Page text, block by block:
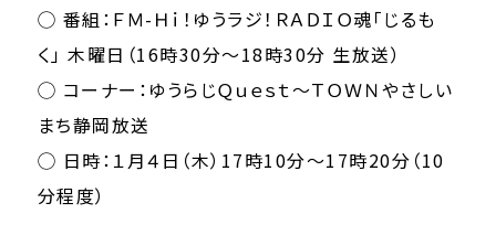
◯ 番組：ＦＭ-Ｈｉ！ゆうラジ！ＲＡＤＩＯ魂「じるも
く」 木曜日（16時30分～18時30分 生放送）
◯ コーナー：ゆうらじＱｕｅｓｔ～ＴＯＷＮやさしい
まち静岡放送
◯ 日時：１月４日（木）17時10分～17時20分（10
分程度）